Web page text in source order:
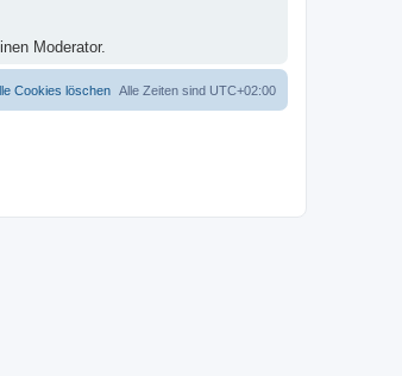
Moderator.
Alle Zeiten sind UTC+02:00
Cookies löschen